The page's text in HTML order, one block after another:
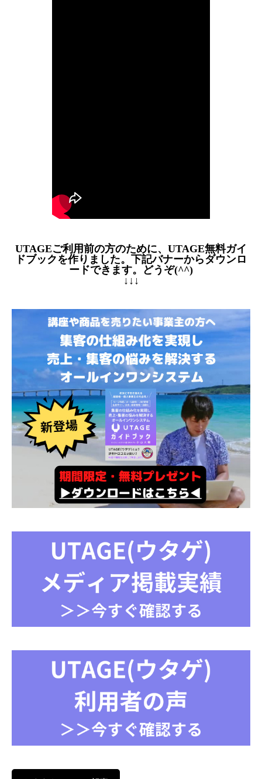
UTAGEご利用前の方のために、UTAGE無料ガイ
ドブックを作りました。下記バナーからダウンロ
ードできます。どうぞ(^^)
↓↓↓